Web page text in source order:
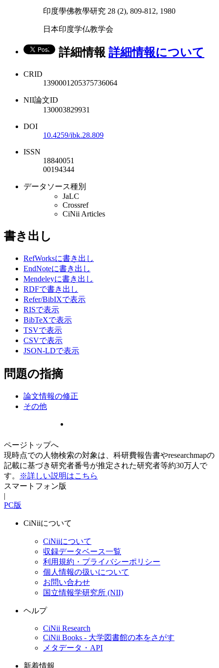
印度學佛教學研究 28 (2), 809-812, 1980
日本印度学仏教学会
詳細情報 詳細情報について
CRID
1390001205375736064
NII論文ID
130003829931
DOI
10.4259/ibk.28.809
ISSN
18840051
00194344
データソース種別
JaLC
Crossref
CiNii Articles
書き出し
RefWorksに書き出し
EndNoteに書き出し
Mendeleyに書き出し
RDFで書き出し
Refer/BibIXで表示
RISで表示
BibTeXで表示
TSVで表示
CSVで表示
JSON-LDで表示
問題の指摘
論文情報の修正
その他
ページトップへ
現時点での人物検索の対象は、科研費報告書やresearchmapの
記載に基づき研究者番号が推定された研究者等約30万人で
す。
※詳しい説明はこちら
スマートフォン版
|
PC版
CiNiiについて
CiNiiについて
収録データベース一覧
利用規約・プライバシーポリシー
個人情報の扱いについて
お問い合わせ
国立情報学研究所 (NII)
ヘルプ
CiNii Research
CiNii Books - 大学図書館の本をさがす
メタデータ・API
新着情報